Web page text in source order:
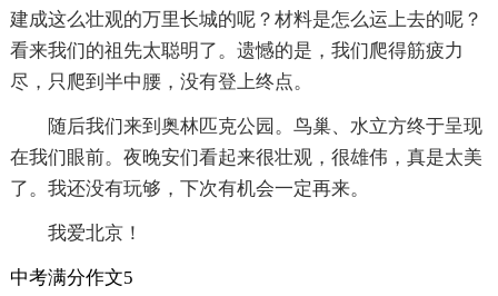
建成这么壮观的万里长城的呢？材料是怎么运上去的呢？
看来我们的祖先太聪明了。遗憾的是，我们爬得筋疲力
尽，只爬到半中腰，没有登上终点。
随后我们来到奥林匹克公园。鸟巢、水立方终于呈现
在我们眼前。夜晚安们看起来很壮观，很雄伟，真是太美
了。我还没有玩够，下次有机会一定再来。
我爱北京！
中考满分作文5